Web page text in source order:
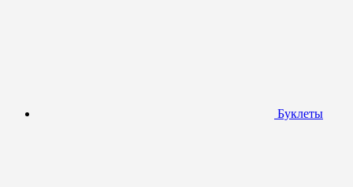
Буклеты